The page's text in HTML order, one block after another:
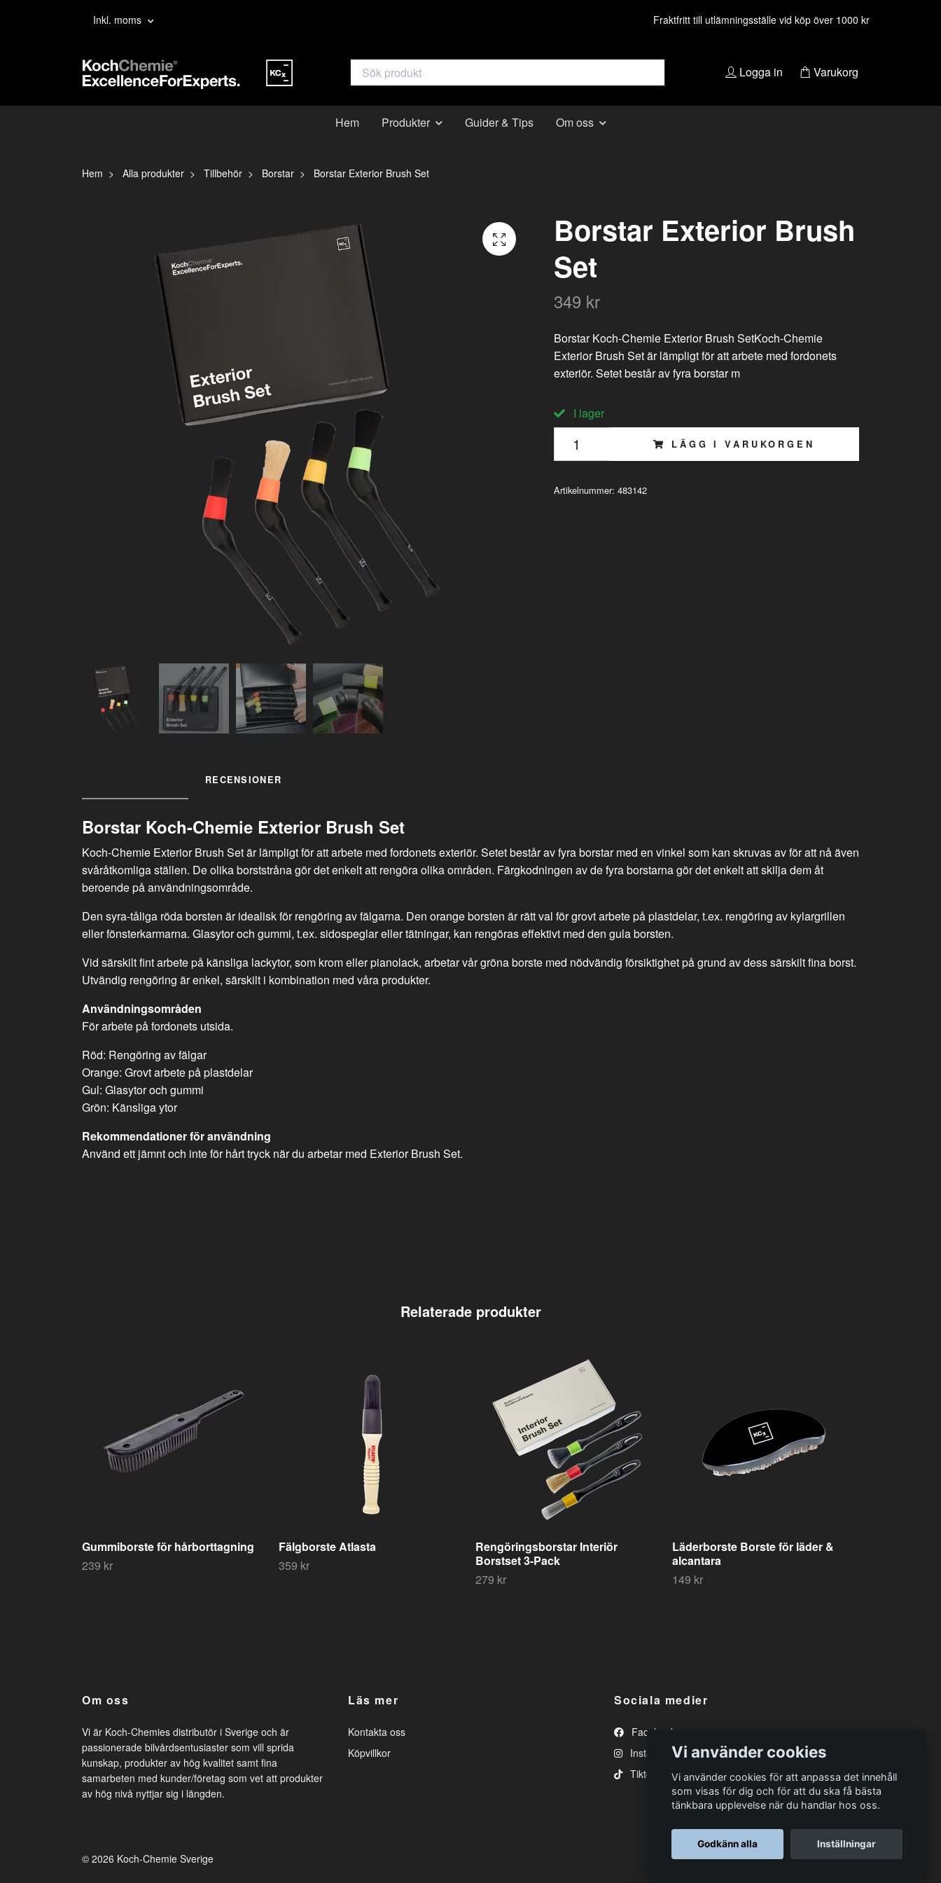
Inkl. moms Fraktfritt till utlämningsställe vid köp över 1000 kr
Logga in Varukorg
Hem Produkter Guider & Tips Om oss
Hem Alla produkter Tillbehör Borstar Borstar Exterior Brush Set
Borstar Exterior Brush
Set
349 kr
Borstar Koch-Chemie Exterior Brush SetKoch-Chemie
Exterior Brush Set är lämpligt för att arbete med fordonets
exteriör. Setet består av fyra borstar m
I lager
LÄGG I VARUKORGEN
Artikelnummer: 483142
RECENSIONER
Borstar Koch-Chemie Exterior Brush Set
Koch-Chemie Exterior Brush Set är lämpligt för att arbete med fordonets exteriör. Setet består av fyra borstar med en vinkel som kan skruvas av för att nå även
svåråtkomliga ställen. De olika borststråna gör det enkelt att rengöra olika områden. Färgkodningen av de fyra borstarna gör det enkelt att skilja dem åt
beroende på användningsområde.
Den syra-tåliga röda borsten är idealisk för rengöring av fälgarna. Den orange borsten är rätt val för grovt arbete på plastdelar, t.ex. rengöring av kylargrillen
eller fönsterkarmarna. Glasytor och gummi, t.ex. sidospeglar eller tätningar, kan rengöras effektivt med den gula borsten.
Vid särskilt fint arbete på känsliga lackytor, som krom eller pianolack, arbetar vår gröna borste med nödvändig försiktighet på grund av dess särskilt fina borst.
Utvändig rengöring är enkel, särskilt i kombination med våra produkter.
Användningsområden
För arbete på fordonets utsida.
Röd: Rengöring av fälgar
Orange: Grovt arbete på plastdelar
Gul: Glasytor och gummi
Grön: Känsliga ytor
Rekommendationer för användning
Använd ett jämnt och inte för hårt tryck när du arbetar med Exterior Brush Set.
Gummiborste för hårborttagning
239 kr
Fälgborste Atlasta
359 kr
Rengöringsborstar Interiör
Borstset 3-Pack
279 kr
Läderborste Borste för läder &
alcantara
149 kr
Om oss
Vi är Koch-Chemies distributör i Sverige och är
passionerade bilvårdsentusiaster som vill sprida
kunskap, produkter av hög kvalitet samt fina
samarbeten med kunder/företag som vet att produkter
av hög nivå nyttjar sig i längden.
Läs mer
Kontakta oss
Köpvillkor
Sociala medier
Facebook
Instagram
Tiktok
© 2026 Koch-Chemie Sverige
Vi använder cookies
Vi använder cookies för att anpassa det innehåll
som visas för dig och för att du ska få bästa
tänkbara upplevelse när du handlar hos oss.
Godkänn alla Inställningar